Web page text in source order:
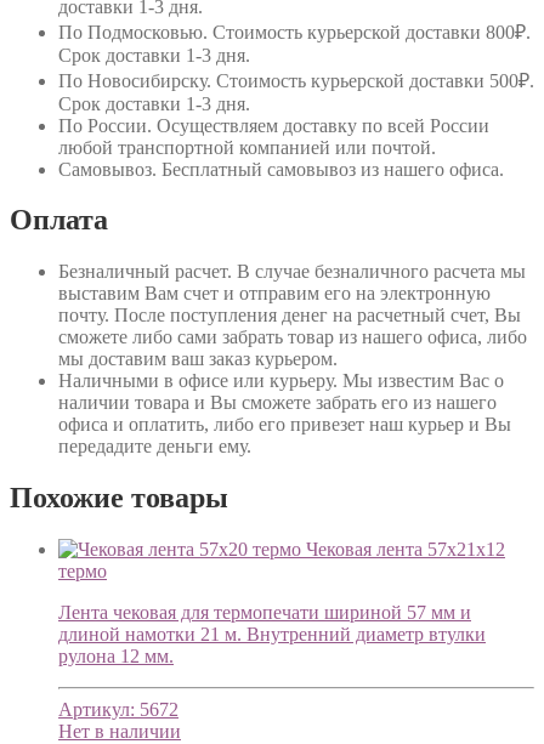
доставки 1-3 дня.
По Подмосковью. Стоимость курьерской доставки 800₽.
Срок доставки 1-3 дня.
По Новосибирску. Стоимость курьерской доставки 500₽.
Срок доставки 1-3 дня.
По России. Осуществляем доставку по всей России
любой транспортной компанией или почтой.
Самовывоз. Бесплатный самовывоз из нашего офиса.
Оплата
Безналичный расчет. В случае безналичного расчета мы
выставим Вам счет и отправим его на электронную
почту. После поступления денег на расчетный счет, Вы
сможете либо сами забрать товар из нашего офиса, либо
мы доставим ваш заказ курьером.
Наличными в офисе или курьеру. Мы известим Вас о
наличии товара и Вы сможете забрать его из нашего
офиса и оплатить, либо его привезет наш курьер и Вы
передадите деньги ему.
Похожие товары
Чековая лента 57х21х12
термо
Лента чековая для термопечати шириной 57 мм и
длиной намотки 21 м. Внутренний диаметр втулки
рулона 12 мм.
Артикул: 5672
Нет в наличии